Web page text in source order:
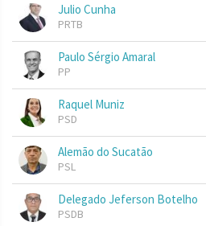
Julio Cunha
PRTB
Paulo Sérgio Amaral
PP
Raquel Muniz
PSD
Alemão do Sucatão
PSL
Delegado Jeferson Botelho
PSDB